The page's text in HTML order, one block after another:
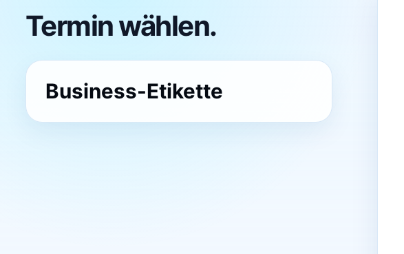
Termin wählen.
Business-Etikette